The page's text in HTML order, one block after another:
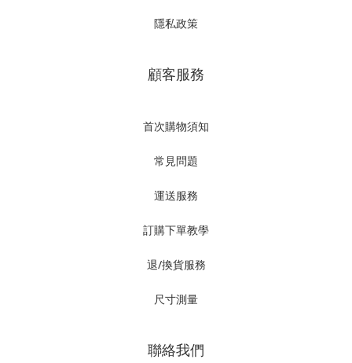
隱私政策
顧客服務
首次購物須知
常見問題
運送服務
訂購下單教學
退/換貨服務
尺寸測量
聯絡我們